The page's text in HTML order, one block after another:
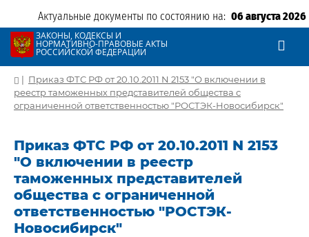
Актуальные документы по состоянию на: 06 августа 2026
ЗАКОНЫ, КОДЕКСЫ И
НОРМАТИВНО-ПРАВОВЫЕ АКТЫ
РОССИЙСКОЙ ФЕДЕРАЦИИ
| Приказ ФТС РФ от 20.10.2011 N 2153 "О включении в
реестр таможенных представителей общества с
ограниченной ответственностью "РОСТЭК-Новосибирск"
Приказ ФТС РФ от 20.10.2011 N 2153
"О включении в реестр
таможенных представителей
общества с ограниченной
ответственностью "РОСТЭК-
Новосибирск"